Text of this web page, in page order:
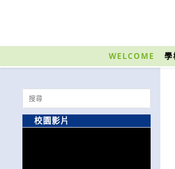
內
WELCOME
Search
for:
校園影片